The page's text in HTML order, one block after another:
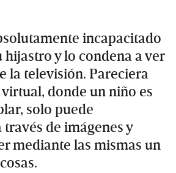
incapacitado
hijastro y lo condena a ver
la televisión. Pareciera
donde un niño es
solo puede
de imágenes y
mediante las mismas un